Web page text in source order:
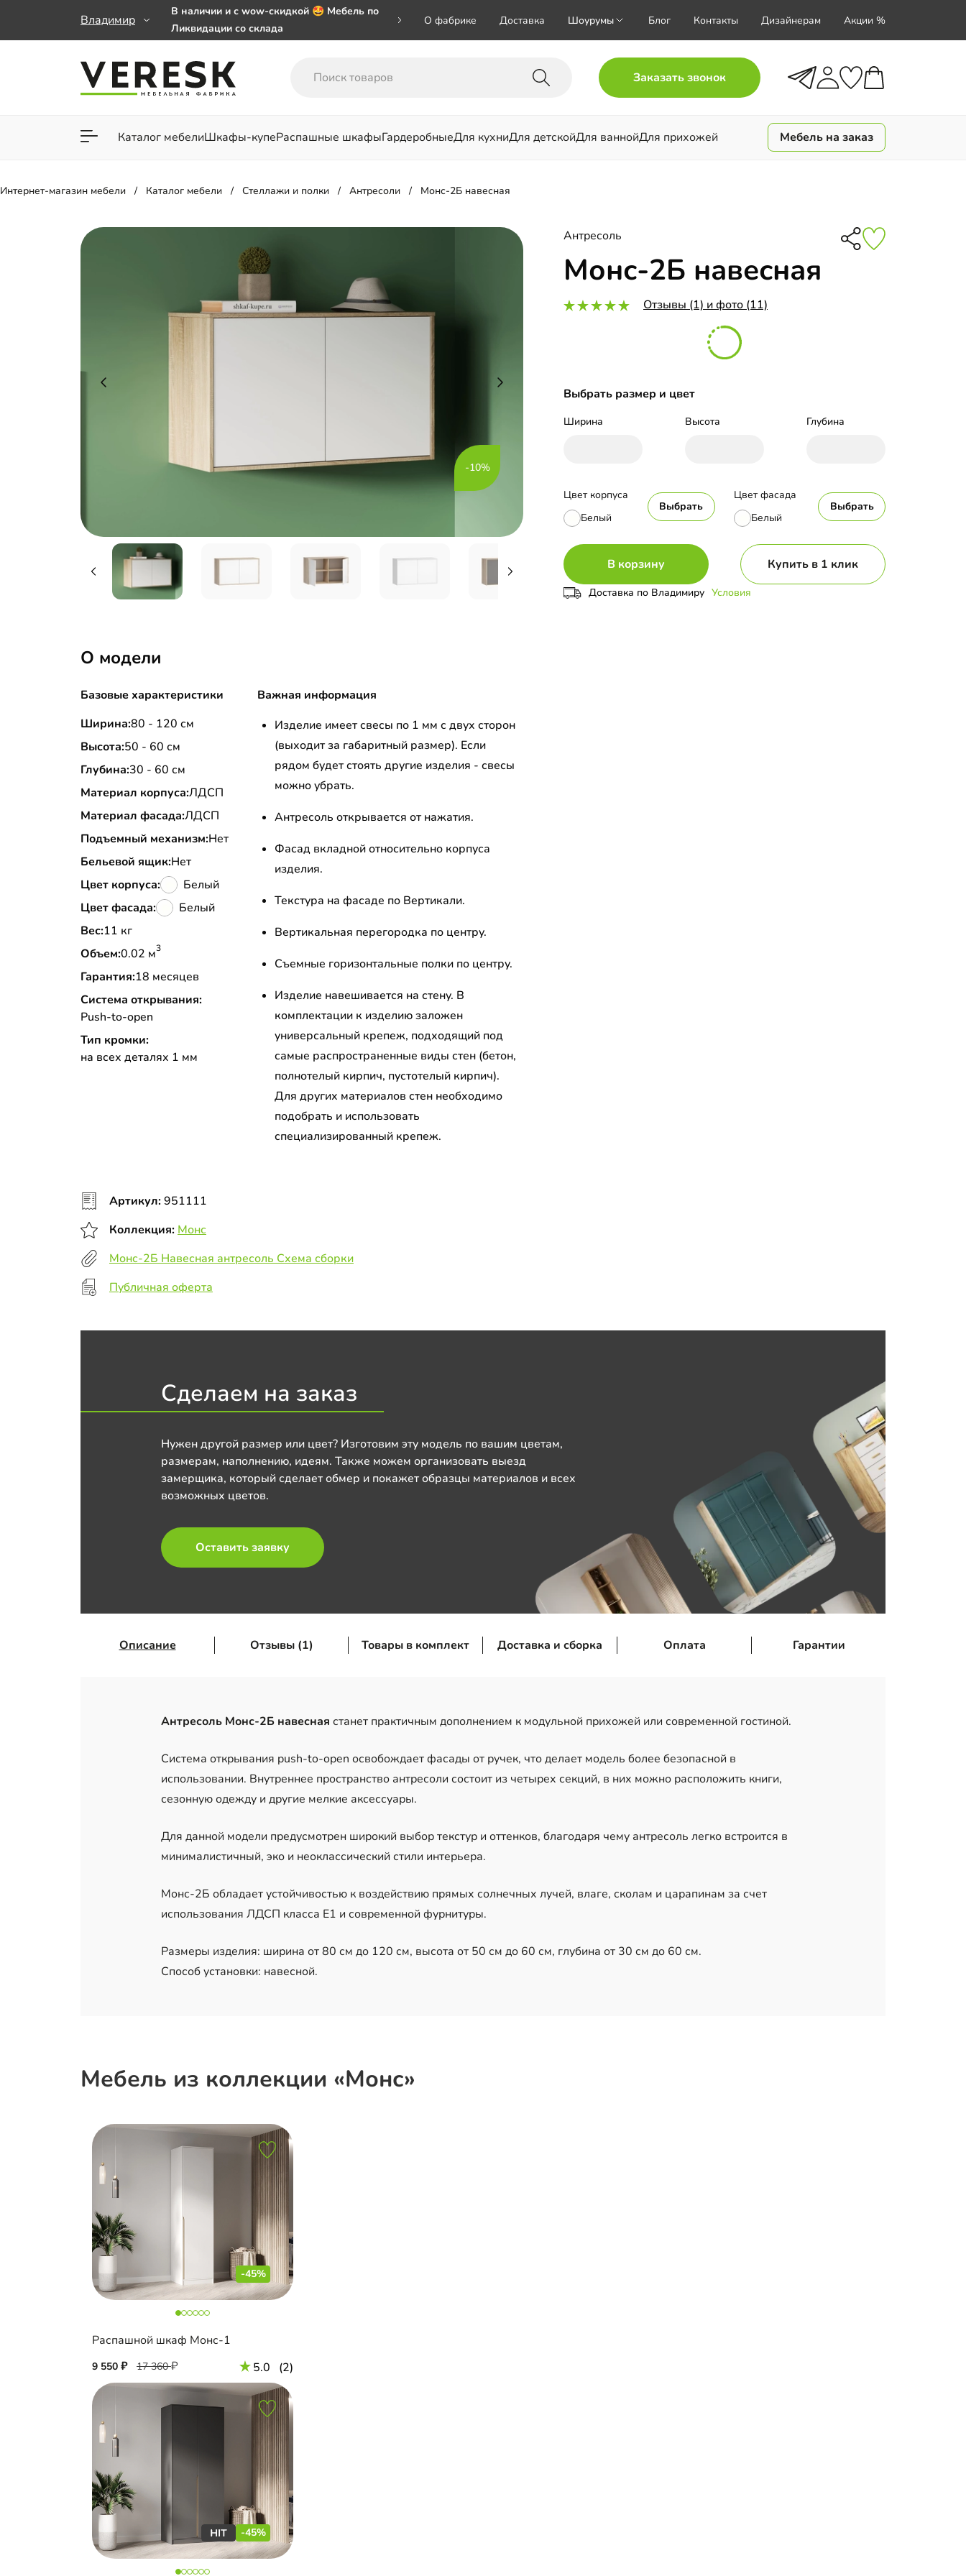
Владимир
В наличии и с wow-скидкой 🤩 Мебель по
Ликвидации со склада
заказе от 50 000 ₽
Важно! Наш Whatsapp переехал на номер
О фабрике Доставка Шоурумы Блог Контакты Дизайнерам Акции %
Заказать звонок
Каталог мебелиШкафы-купеРаспашные шкафыГардеробныеДля кухниДля детскойДля ваннойДля прихожей
Для гостиной Для спальни
Мебель на заказ
Интернет-магазин мебели Каталог мебели Стеллажи и полки Антресоли Монс-2Б навесная
-10%
Антресоль
Монс-2Б навесная
Отзывы (1) и фото (11)
Выбрать размер и цвет
Ширина Высота Глубина
Цвет корпуса
Белый
Выбрать
Цвет фасада
Белый
Выбрать
В корзину Купить в 1 клик
Доставка по Владимиру Условия
О модели
Базовые характеристики
Ширина:80 - 120 см
Высота:50 - 60 см
Глубина:30 - 60 см
Материал корпуса:ЛДСП
Материал фасада:ЛДСП
Подъемный механизм:Нет
Бельевой ящик:Нет
Цвет корпуса:
Белый
Цвет фасада:
Белый
Вес:
11 кг
Объем:
0.02 м3
Гарантия:18 месяцев
Система открывания:
Push-to-open
Тип кромки:
на всех деталях 1 мм
Важная информация
Изделие имеет свесы по 1 мм с двух сторон
(выходит за габаритный размер). Если
рядом будет стоять другие изделия - свесы
можно убрать.
Антресоль открывается от нажатия.
Фасад вкладной относительно корпуса
изделия.
Текстура на фасаде по Вертикали.
Вертикальная перегородка по центру.
Съемные горизонтальные полки по центру.
Изделие навешивается на стену. В
комплектации к изделию заложен
универсальный крепеж, подходящий под
самые распространенные виды стен (бетон,
полнотелый кирпич, пустотелый кирпич).
Для других материалов стен необходимо
подобрать и использовать
специализированный крепеж.
Артикул:951111
Коллекция: Монс
Монс-2Б Навесная антресоль Схема сборки
Публичная оферта
Сделаем на заказ
Нужен другой размер или цвет? Изготовим эту модель по вашим цветам,
размерам, наполнению, идеям. Также можем организовать выезд
замерщика, который сделает обмер и покажет образцы материалов и всех
возможных цветов.
Оставить заявку
Описание Отзывы (1) Товары в комплект Доставка и сборка Оплата Гарантии
Антресоль Монс-2Б навесная станет практичным дополнением к модульной прихожей или современной гостиной.
Система открывания push-to-open освобождает фасады от ручек, что делает модель более безопасной в
использовании. Внутреннее пространство антресоли состоит из четырех секций, в них можно расположить книги,
сезонную одежду и другие мелкие аксессуары.
Для данной модели предусмотрен широкий выбор текстур и оттенков, благодаря чему антресоль легко встроится в
минималистичный, эко и неоклассический стили интерьера.
Монс-2Б обладает устойчивостью к воздействию прямых солнечных лучей, влаге, сколам и царапинам за счет
использования ЛДСП класса Е1 и современной фурнитуры.
Размеры изделия: ширина от 80 см до 120 см, высота от 50 см до 60 см, глубина от 30 см до 60 см.
Способ установки: навесной.
Мебель из коллекции «Монс»
-45%
Распашной шкаф Монс-1
9 550 17 360 5.0 (2)
-45%